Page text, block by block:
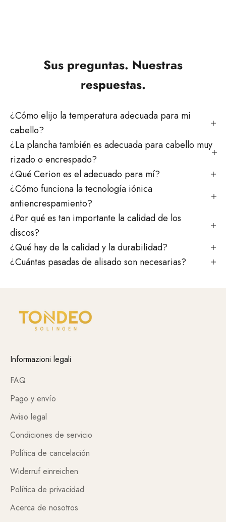
Sus preguntas. Nuestras
respuestas.
¿Cómo elijo la temperatura adecuada para mi
cabello?
¿La plancha también es adecuada para cabello muy
rizado o encrespado?
¿Qué Cerion es el adecuado para mí?
¿Cómo funciona la tecnología iónica
antiencrespamiento?
¿Por qué es tan importante la calidad de los
discos?
¿Qué hay de la calidad y la durabilidad?
¿Cuántas pasadas de alisado son necesarias?
Informazioni legali
FAQ
Pago y envío
Aviso legal
Condiciones de servicio
Política de cancelación
Widerruf einreichen
Política de privacidad
Acerca de nosotros